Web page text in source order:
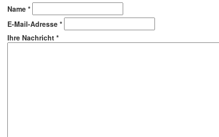
Name *
E-Mail-Adresse *
Ihre Nachricht *